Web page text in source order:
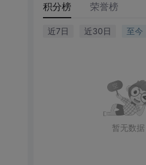
积分榜 荣誉榜
近7日 近30日 至今
暂无数据